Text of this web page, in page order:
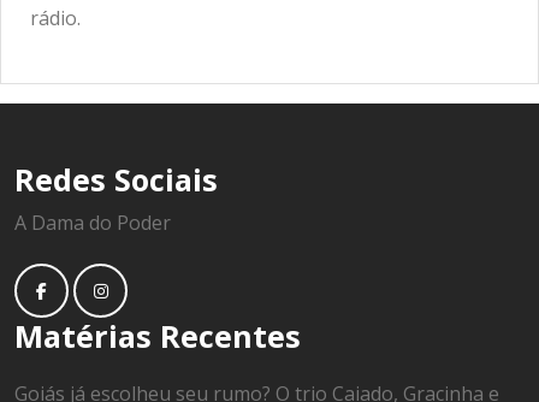
rádio.
Redes Sociais
A Dama do Poder
Matérias Recentes
Goiás já escolheu seu rumo? O trio Caiado, Gracinha e